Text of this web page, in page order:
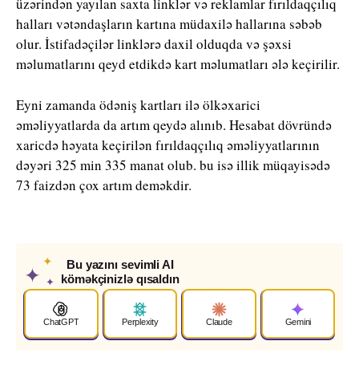
üzərindən yayılan saxta linklər və reklamlar fırıldaqçılıq
halları vətəndaşların kartına müdaxilə hallarına səbəb
olur. İstifadəçilər linklərə daxil olduqda və şəxsi
məlumatlarını qeyd etdikdə kart məlumatları ələ keçirilir.
Eyni zamanda ödəniş kartları ilə ölkəxarici
əməliyyatlarda da artım qeydə alınıb. Hesabat dövründə
xaricdə həyata keçirilən fırıldaqçılıq əməliyyatlarının
dəyəri 325 min 335 manat olub. bu isə illik müqayisədə
73 faizdən çox artım deməkdir.
✦
✦
✦
Bu yazını sevimli AI
köməkçinizlə qısaldın
ChatGPT Perplexity Claude Gemini